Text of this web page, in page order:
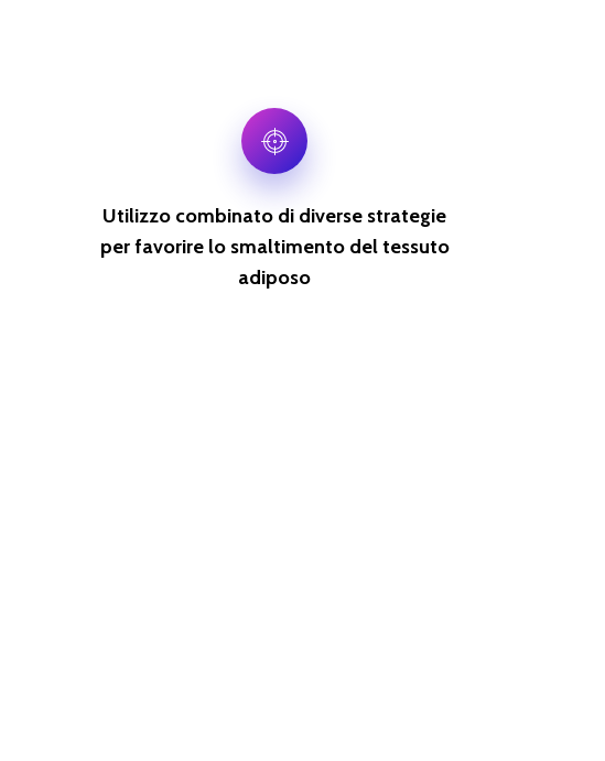
Utilizzo combinato di diverse strategie
per favorire lo smaltimento del tessuto
adiposo